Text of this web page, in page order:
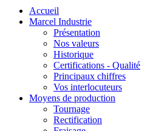
Accueil
Marcel Industrie
Présentation
Nos valeurs
Historique
Certifications - Qualité
Principaux chiffres
Vos interlocuteurs
Moyens de production
Tournage
Rectification